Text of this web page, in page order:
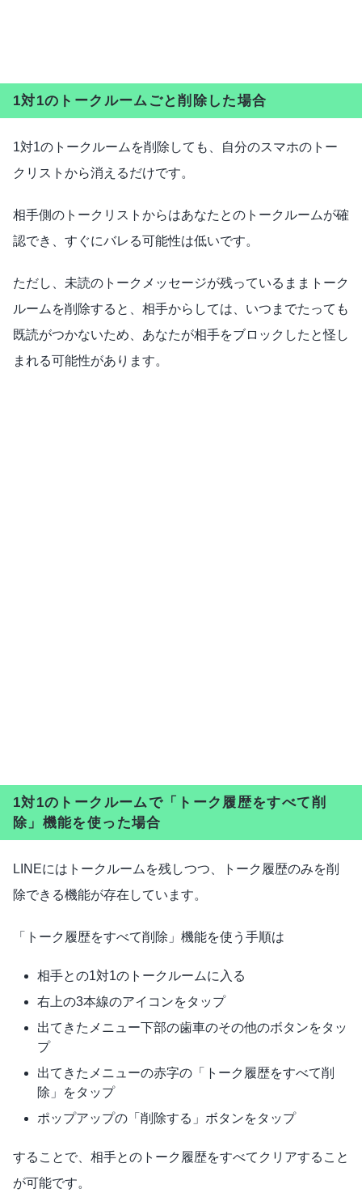
1対1のトークルームごと削除した場合
1対1のトークルームを削除しても、自分のスマホのトー
クリストから消えるだけです。
相手側のトークリストからはあなたとのトークルームが確
認でき、すぐにバレる可能性は低いです。
ただし、未読のトークメッセージが残っているままトーク
ルームを削除すると、相手からしては、いつまでたっても
既読がつかないため、あなたが相手をブロックしたと怪し
まれる可能性があります。
1対1のトークルームで「トーク履歴をすべて削
除」機能を使った場合
LINEにはトークルームを残しつつ、トーク履歴のみを削
除できる機能が存在しています。
「トーク履歴をすべて削除」機能を使う手順は
相手との1対1のトークルームに入る
右上の3本線のアイコンをタップ
出てきたメニュー下部の歯車のその他のボタンをタッ
プ
出てきたメニューの赤字の「トーク履歴をすべて削
除」をタップ
ポップアップの「削除する」ボタンをタップ
することで、相手とのトーク履歴をすべてクリアすること
が可能です。